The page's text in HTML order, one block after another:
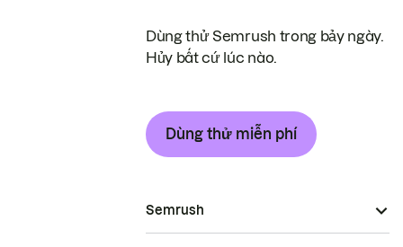
Dùng thử Semrush trong bảy ngày.
Hủy bất cứ lúc nào.
Dùng thử miễn phí
Semrush